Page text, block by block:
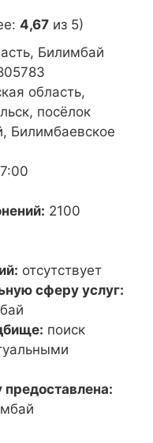
4,67 из 5)
Билимбай
область,
посёлок
Билимбаевское
2100
отсутствует
сферу услуг:
поиск